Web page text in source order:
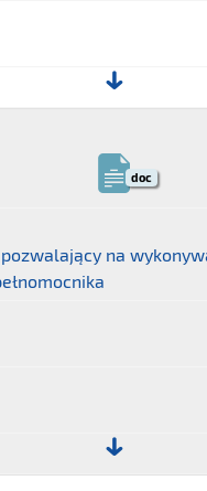
doc
na